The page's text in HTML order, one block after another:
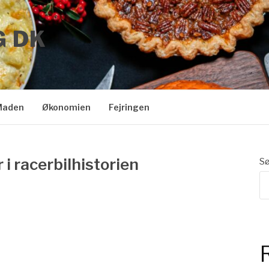
DK
Økonomien Fejringen
i racerbilhistorien